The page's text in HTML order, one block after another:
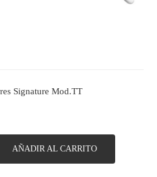
Signature Mod.TT
AÑADIR AL CARRITO